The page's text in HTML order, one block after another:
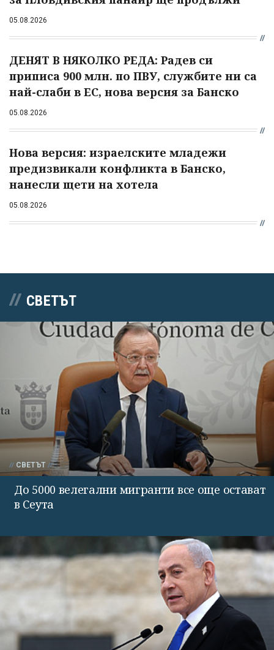
05.08.2026
ДЕНЯТ В НЯКОЛКО РЕДА: Радев си
приписа 900 млн. по ПВУ, службите ни са
най-слаби в ЕС, нова версия за Банско
05.08.2026
Нова версия: израелските младежи
предизвикали конфликта в Банско,
нанесли щети на хотела
05.08.2026
СВЕТЪТ
СВЕТЪТ
До 5000 велегални мигранти все още остават
в Сеута